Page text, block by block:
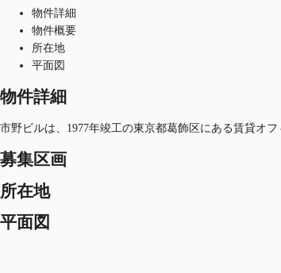
物件詳細
物件概要
所在地
平面図
物件詳細
市野ビルは、1977年竣工の東京都葛飾区にある賃貸オ
募集区画
所在地
平面図